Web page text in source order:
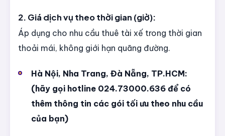
2. Giá dịch vụ theo thời gian (giờ):
Áp dụng cho nhu cầu thuê tài xế trong thời gian
thoải mái, không giới hạn quãng đường.
Hà Nội, Nha Trang, Đà Nẵng, TP.HCM:
(hãy gọi hotline 024.73000.636 để có
thêm thông tin các gói tối ưu theo nhu cầu
của bạn)